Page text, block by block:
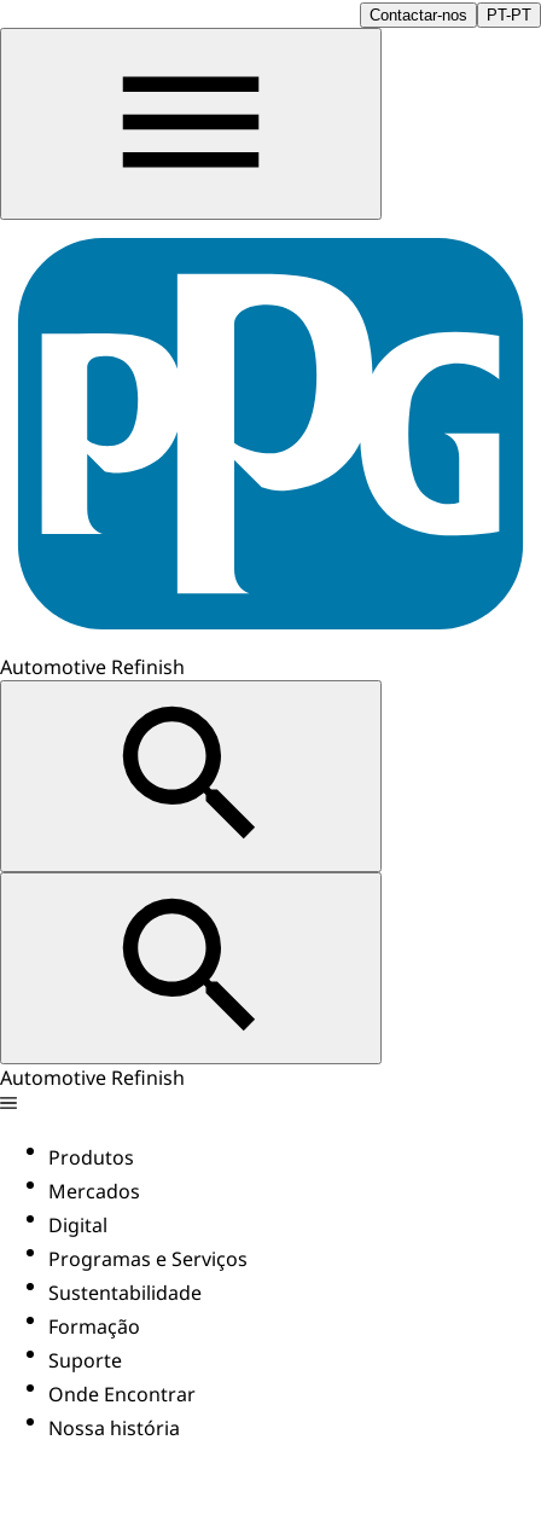
Contactar-nos PT-PT
Automotive Refinish
Automotive Refinish
Produtos
Mercados
Digital
Programas e Serviços
Sustentabilidade
Formação
Suporte
Onde Encontrar
Nossa história